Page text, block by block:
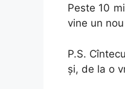
Peste 10
vine un
P.S.
şi, de la o